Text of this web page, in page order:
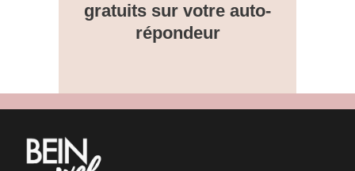
gratuits sur votre auto-
répondeur